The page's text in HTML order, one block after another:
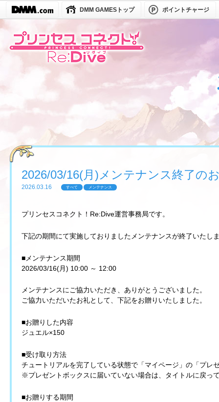
DMM GAMESトップ ポイントチャージ
2026/03/16(月)メンテナンス終了の
2026.03.16 すべて メンテナンス
プリンセスコネクト！Re:Dive運営事務局です。
下記の期間にて実施しておりましたメンテナンスが終了いたし
■メンテナンス期間
2026/03/16(月) 10:00 ～ 12:00
メンテナンスにご協力いただき、ありがとうございました。
ご協力いただいたお礼として、下記をお贈りいたしました。
■お贈りした内容
ジュエル×150
■受け取り方法
チュートリアルを完了している状態で「マイページ」の「プレ
※プレゼントボックスに届いていない場合は、タイトルに戻っ
■お贈りする期間